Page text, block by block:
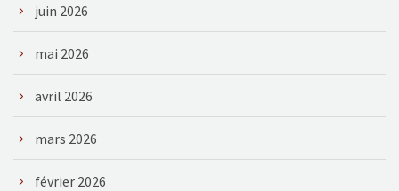
juin 2026
mai 2026
avril 2026
mars 2026
février 2026